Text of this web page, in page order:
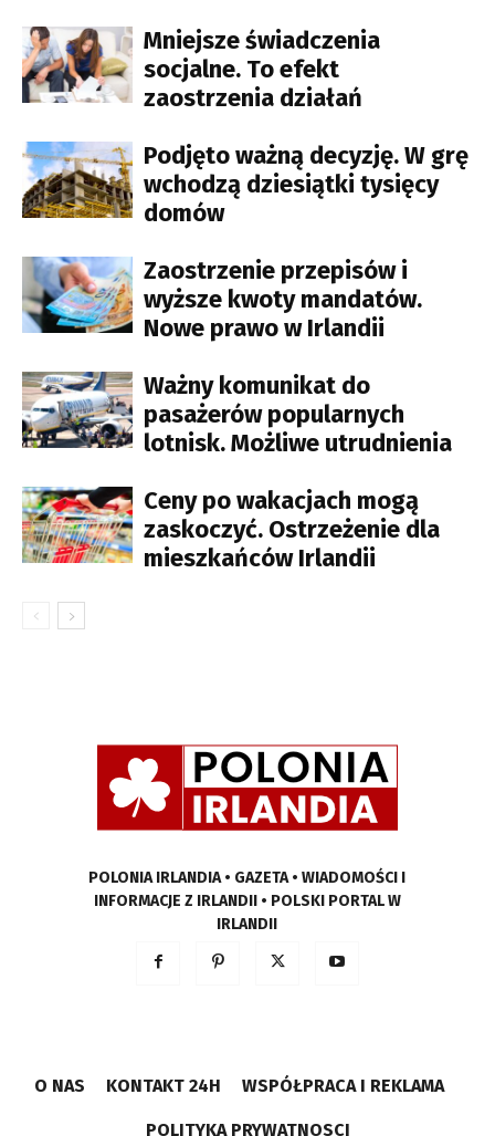
Mniejsze świadczenia
socjalne. To efekt
zaostrzenia działań
Podjęto ważną decyzję. W grę
wchodzą dziesiątki tysięcy
domów
Zaostrzenie przepisów i
wyższe kwoty mandatów.
Nowe prawo w Irlandii
Ważny komunikat do
pasażerów popularnych
lotnisk. Możliwe utrudnienia
Ceny po wakacjach mogą
zaskoczyć. Ostrzeżenie dla
mieszkańców Irlandii
POLONIA IRLANDIA • GAZETA • WIADOMOŚCI I
INFORMACJE Z IRLANDII • POLSKI PORTAL W
IRLANDII
O NAS KONTAKT 24H WSPÓŁPRACA I REKLAMA
POLITYKA PRYWATNOSCI